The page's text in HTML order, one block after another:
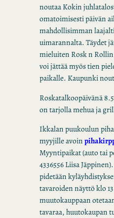
noutaa Kokin
omatoimisesti päivän
mahdollisimman
uimarannalta. Täydet
mieluiten Rosk n
voi jättää myös tien
paikalle. Kaupunki
Roskatalkoopäivänä
on tarjolla mehua ja
Ikkalan puukoulun
myyjille avoin
Myyntipaikat (auto tai
4336556 Liisa
pidetään
tavaroiden näyttö klo
muutokauppaan
tavaraa, huutokaupan